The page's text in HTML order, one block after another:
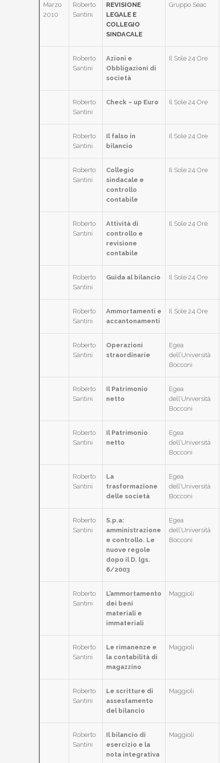
Marzo
2010
Roberto
Santini
REVISIONE
LEGALE E
COLLEGIO
SINDACALE
Gruppo Seac
Roberto
Santini
Azioni e
Obbligazioni di
società
Il Sole 24 Ore
Roberto
Santini
Check – up Euro Il Sole 24 Ore
Roberto
Santini
Il falso in
bilancio
Il Sole 24 Ore
Roberto
Santini
Collegio
sindacale e
controllo
contabile
Il Sole 24 Ore
Roberto
Santini
Attività di
controllo e
revisione
contabile
Il Sole 24 Ore
Roberto
Santini
Guida al bilancio Il Sole 24 Ore
Roberto
Santini
Ammortamenti e
accantonamenti
Il Sole 24 Ore
Roberto
Santini
Operazioni
straordinarie
Egea
dell’Università
Bocconi
Roberto
Santini
Il Patrimonio
netto
Egea
dell’Università
Bocconi
Roberto
Santini
Il Patrimonio
netto
Egea
dell’Università
Bocconi
Roberto
Santini
La
trasformazione
delle società
Egea
dell’Università
Bocconi
Roberto
Santini
S.p.a:
amministrazione
e controllo. Le
nuove regole
dopo il D. lgs.
6/2003
Egea
dell’Università
Bocconi
Roberto
Santini
L’ammortamento
dei beni
materiali e
immateriali
Maggioli
Roberto
Santini
Le rimanenze e
la contabilità di
magazzino
Maggioli
Roberto
Santini
Le scritture di
assestamento
del bilancio
Maggioli
Roberto
Santini
Il bilancio di
esercizio e la
nota integrativa
Maggioli